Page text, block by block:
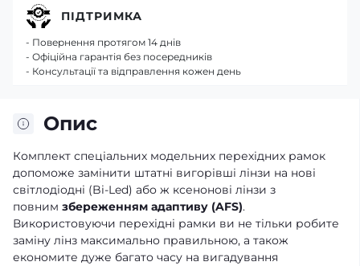
Опис
Комплект спеціальних модельних перехідних рамок
допоможе замінити штатні вигорівші лінзи на нові
світлодіодні (Bi-Led) або ж ксенонові лінзи з
повним збереженням адаптиву (AFS).
Використовуючи перехідні рамки ви не тільки робите
заміну лінз максимально правильною, а також
економите дуже багато часу на вигадування
ПІДТРИМКА
- Повернення протягом 14 днів
- Офіційна гарантія без посередників
- Консультації та відправлення кожен день